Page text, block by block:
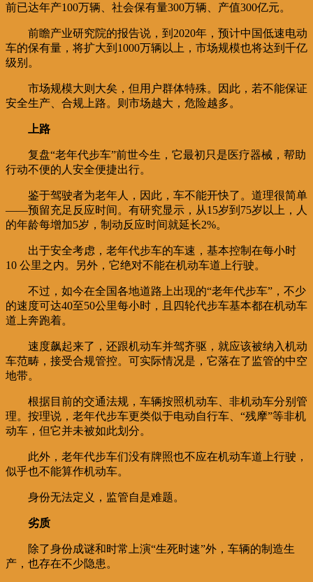
前已达年产100万辆、社会保有量300万辆、产值300亿元。
前瞻产业研究院的报告说，到2020年，预计中国低速电动
车的保有量，将扩大到1000万辆以上，市场规模也将达到千亿
级别。
市场规模大则大矣，但用户群体特殊。因此，若不能保证
安全生产、合规上路。则市场越大，危险越多。
上路
复盘“老年代步车”前世今生，它最初只是医疗器械，帮助
行动不便的人安全便捷出行。
鉴于驾驶者为老年人，因此，车不能开快了。道理很简单
——预留充足反应时间。有研究显示，从15岁到75岁以上，人
的年龄每增加5岁，制动反应时间就延长2%。
出于安全考虑，老年代步车的车速，基本控制在每小时
10 公里之内。另外，它绝对不能在机动车道上行驶。
不过，如今在全国各地道路上出现的“老年代步车”，不少
的速度可达40至50公里每小时，且四轮代步车基本都在机动车
道上奔跑着。
速度飙起来了，还跟机动车并驾齐驱，就应该被纳入机动
车范畴，接受合规管控。可实际情况是，它落在了监管的中空
地带。
根据目前的交通法规，车辆按照机动车、非机动车分别管
理。按理说，老年代步车更类似于电动自行车、“残摩”等非机
动车，但它并未被如此划分。
此外，老年代步车们没有牌照也不应在机动车道上行驶，
似乎也不能算作机动车。
身份无法定义，监管自是难题。
劣质
除了身份成谜和时常上演“生死时速”外，车辆的制造生
产，也存在不少隐患。